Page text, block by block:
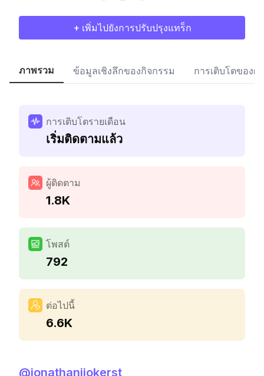
+ เพิ่มไปยังการปรับปรุงแทร็ก
ภาพรวม ข้อมูลเชิงลึกของกิจกรรม การเติบโตของผู้
การเติบโตรายเดือน
เริ่มติดตามแล้ว
ผู้ติดตาม
1.8K
โพสต์
792
ต่อไปนี้
6.6K
@jonathanjjokerst